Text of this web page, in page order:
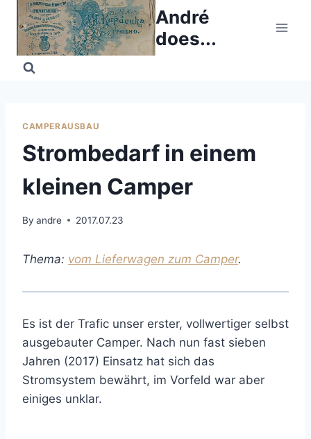
Skip
content
André
does...
CAMPERAUSBAU
Strombedarf in einem
kleinen Camper
By andre 2017.07.23
Thema: vom Lieferwagen zum Camper.
Es ist der Trafic unser erster, vollwertiger selbst
ausgebauter Camper. Nach nun fast sieben
Jahren (2017) Einsatz hat sich das
Stromsystem bewährt, im Vorfeld war aber
einiges unklar.